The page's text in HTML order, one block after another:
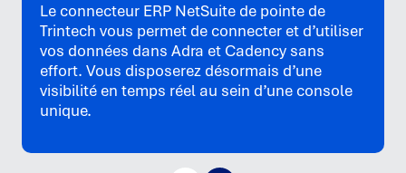
Le connecteur ERP NetSuite de pointe de
Trintech vous permet de connecter et d’utiliser
vos données dans Adra et Cadency sans
effort. Vous disposerez désormais d’une
visibilité en temps réel au sein d’une console
unique.